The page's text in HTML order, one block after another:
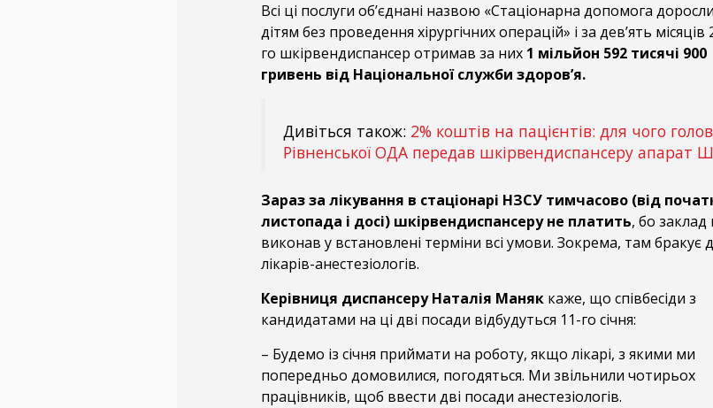
Всі ці послуги об’єднані назвою «Стаціонарна допомога
дітям без проведення хірургічних операцій» і за дев’ять місяців
го шкірвендиспансер отримав за них 1 мільйон 592 тисячі 900
гривень від Національної служби здоров’я.
Дивіться також: 2% коштів на пацієнтів: для чого
Рівненської ОДА передав шкірвендиспансеру апарат
Зараз за лікування в стаціонарі НЗСУ тимчасово (від
листопада і досі) шкірвендиспансеру не платить, бо заклад
виконав у встановлені терміни всі умови. Зокрема, там бракує
лікарів-анестезіологів.
Керівниця диспансеру Наталія Маняккаже, що співбесіди з
кандидатами на ці дві посади відбудуться 11-го січня:
– Будемо із січня приймати на роботу, якщо лікарі, з якими ми
попередньо домовилися, погодяться. Ми звільнили чотирьох
працівників, щоб ввести дві посади анестезіологів.